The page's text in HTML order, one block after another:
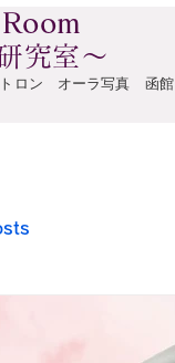
究室～
ロン オーラ写真 函館